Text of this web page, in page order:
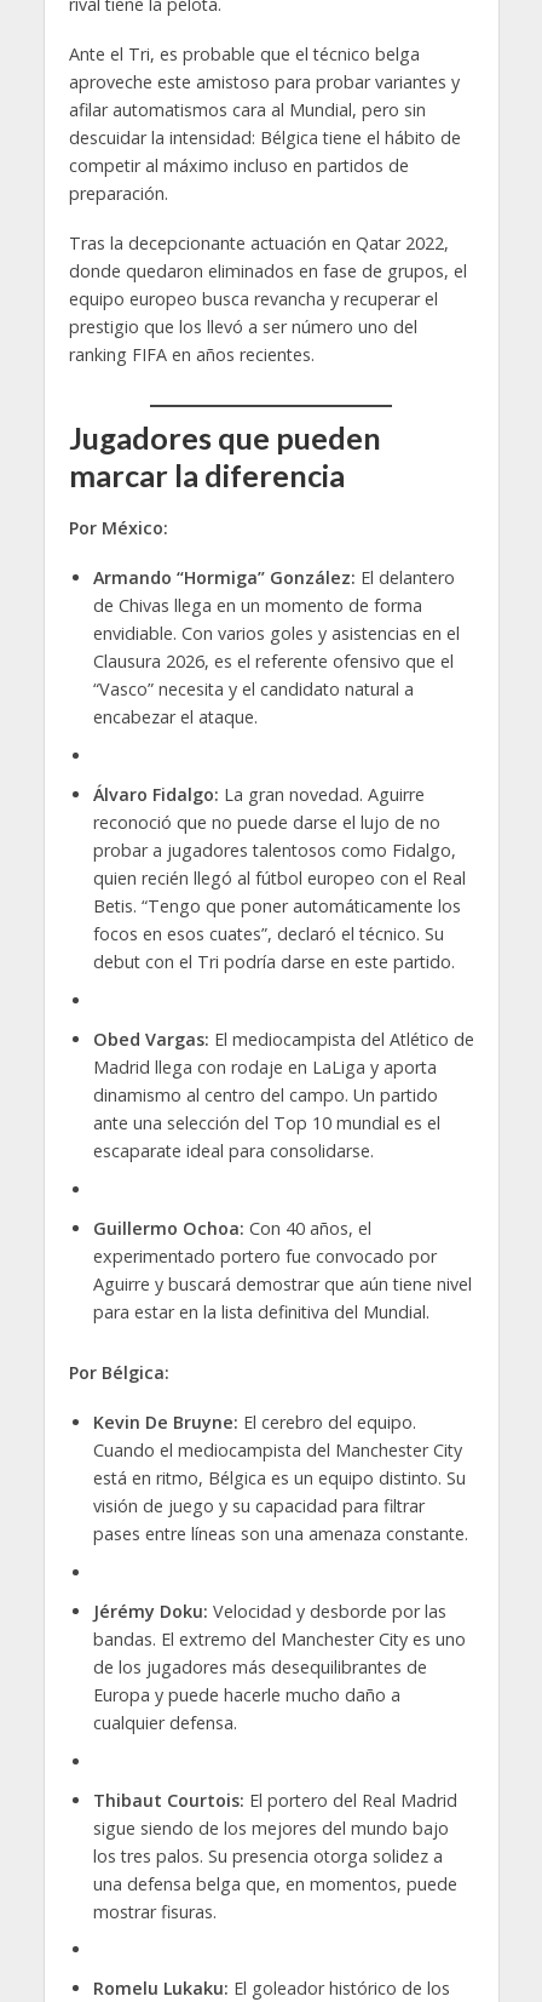
rival tiene la pelota.
Ante el Tri, es probable que el técnico belga
aproveche este amistoso para probar variantes y
afilar automatismos cara al Mundial, pero sin
descuidar la intensidad: Bélgica tiene el hábito de
competir al máximo incluso en partidos de
preparación.
Tras la decepcionante actuación en Qatar 2022,
donde quedaron eliminados en fase de grupos, el
equipo europeo busca revancha y recuperar el
prestigio que los llevó a ser número uno del
ranking FIFA en años recientes.
Jugadores que pueden
marcar la diferencia
Por México:
Armando “Hormiga” González: El delantero
de Chivas llega en un momento de forma
envidiable. Con varios goles y asistencias en el
Clausura 2026, es el referente ofensivo que el
“Vasco” necesita y el candidato natural a
encabezar el ataque.
Álvaro Fidalgo: La gran novedad. Aguirre
reconoció que no puede darse el lujo de no
probar a jugadores talentosos como Fidalgo,
quien recién llegó al fútbol europeo con el Real
Betis. “Tengo que poner automáticamente los
focos en esos cuates”, declaró el técnico. Su
debut con el Tri podría darse en este partido.
Obed Vargas: El mediocampista del Atlético de
Madrid llega con rodaje en LaLiga y aporta
dinamismo al centro del campo. Un partido
ante una selección del Top 10 mundial es el
escaparate ideal para consolidarse.
Guillermo Ochoa: Con 40 años, el
experimentado portero fue convocado por
Aguirre y buscará demostrar que aún tiene nivel
para estar en la lista definitiva del Mundial.
Por Bélgica:
Kevin De Bruyne: El cerebro del equipo.
Cuando el mediocampista del Manchester City
está en ritmo, Bélgica es un equipo distinto. Su
visión de juego y su capacidad para filtrar
pases entre líneas son una amenaza constante.
Jérémy Doku: Velocidad y desborde por las
bandas. El extremo del Manchester City es uno
de los jugadores más desequilibrantes de
Europa y puede hacerle mucho daño a
cualquier defensa.
Thibaut Courtois: El portero del Real Madrid
sigue siendo de los mejores del mundo bajo
los tres palos. Su presencia otorga solidez a
una defensa belga que, en momentos, puede
mostrar fisuras.
Romelu Lukaku: El goleador histórico de los